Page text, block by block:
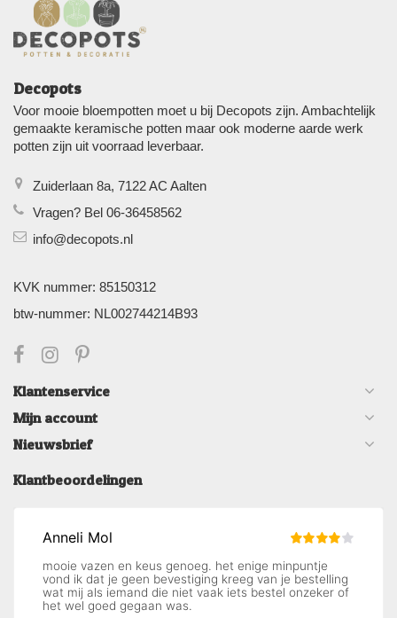
Decopots
Voor mooie bloempotten moet u bij Decopots zijn. Ambachtelijk
gemaakte keramische potten maar ook moderne aarde werk
potten zijn uit voorraad leverbaar.
Zuiderlaan 8a, 7122 AC Aalten
Vragen? Bel 06-36458562
info@decopots.nl
KVK nummer: 85150312
btw-nummer: NL002744214B93
Klantenservice
Mijn account
Nieuwsbrief
Klantbeoordelingen